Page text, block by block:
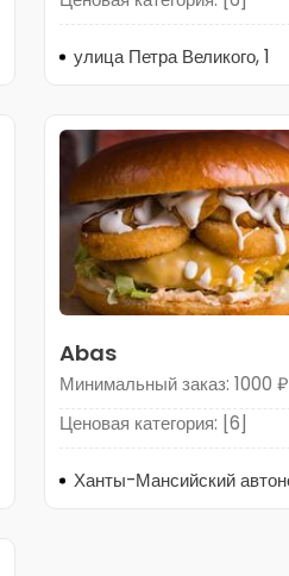
улица Петра Великого, 1
Abas
Минимальный заказ: 1000 ₽
Ценовая категория: [6]